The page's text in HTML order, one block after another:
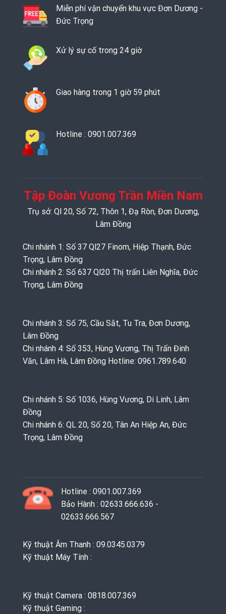
Miễn phí vận chuyển khu vực Đơn Dương -
Đức Trọng
Xử lý sự cố trong 24 giờ
Giao hàng trong 1 giờ 59 phút
Hotline : 0901.007.369
Tập Đoàn Vương Trần Miền Nam
Trụ sở: Ql 20, Số 72, Thôn 1, Đạ Ròn, Đơn Dương,
Lâm Đồng
Chi nhánh 1: Số 37 Ql27 Finom, Hiệp Thạnh, Đức
Trọng, Lâm Đồng
Chi nhánh 2: Số 637 Ql20 Thị trấn Liên Nghĩa, Đức
Trọng, Lâm Đồng
Chi nhánh 3: Số 75, Cầu Sắt, Tu Tra, Đơn Dương,
Lâm Đồng
Chi nhánh 4: Số 353, Hùng Vương, Thị Trấn Đinh
Văn, Lâm Hà, Lâm Đồng Hotline: 0961.789.640
Chi nhánh 5: Số 1036, Hùng Vương, Di Linh, Lâm
Đồng
Chi nhánh 6: QL 20, Số 20, Tân An Hiệp An, Đức
Trọng, Lâm Đồng
Hotline : 0901.007.369
Bảo Hành : 02633.666.636 -
02633.666.567
Kỹ thuật Âm Thanh : 09.0345.0379
Kỹ thuật Máy Tính :
Kỹ thuật Camera : 0818.007.369
Kỹ thuật Gaming ‭: ‬